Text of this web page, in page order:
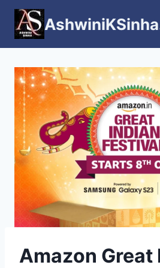
Skip
content
Amazon Great